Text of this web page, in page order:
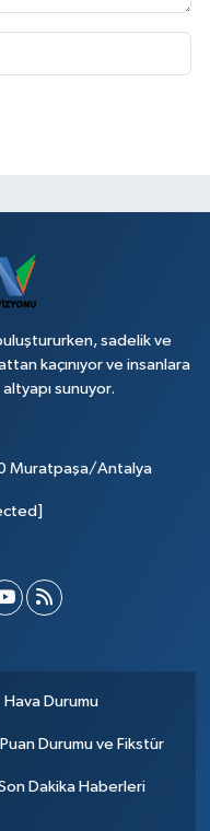
sadelik ve
kaçınıyor ve insanlara
sunuyor.
Muratpaşa/Antalya
Hava Durumu
Puan Durumu ve Fikstür
Dakika Haberleri